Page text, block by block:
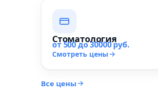
Стоматология
от 500 до 30000 руб.
Смотреть цены
Все цены